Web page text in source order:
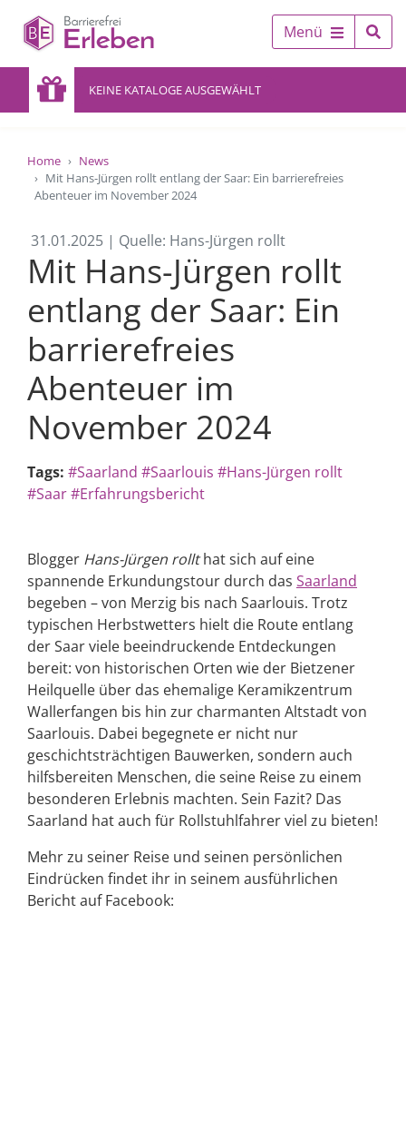
Menü
KEINE KATALOGE AUSGEWÄHLT
Home
News
Mit Hans-Jürgen rollt entlang der Saar: Ein barrierefreies
Abenteuer im November 2024
31.01.2025 | Quelle: Hans-Jürgen rollt
Mit Hans-Jürgen rollt
entlang der Saar: Ein
barrierefreies
Abenteuer im
November 2024
Tags: #Saarland #Saarlouis #Hans-Jürgen rollt
#Saar#Erfahrungsbericht
Blogger Hans-Jürgen rollthat sich auf eine
spannende Erkundungstour durch das Saarland
begeben – von Merzig bis nach Saarlouis. Trotz
typischen Herbstwetters hielt die Route entlang
der Saar viele beeindruckende Entdeckungen
bereit: von historischen Orten wie der Bietzener
Heilquelle über das ehemalige Keramikzentrum
Wallerfangen bis hin zur charmanten Altstadt von
Saarlouis. Dabei begegnete er nicht nur
geschichtsträchtigen Bauwerken, sondern auch
hilfsbereiten Menschen, die seine Reise zu einem
besonderen Erlebnis machten. Sein Fazit? Das
Saarland hat auch für Rollstuhlfahrer viel zu bieten!
Mehr zu seiner Reise und seinen persönlichen
Eindrücken findet ihr in seinem ausführlichen
Bericht auf Facebook: